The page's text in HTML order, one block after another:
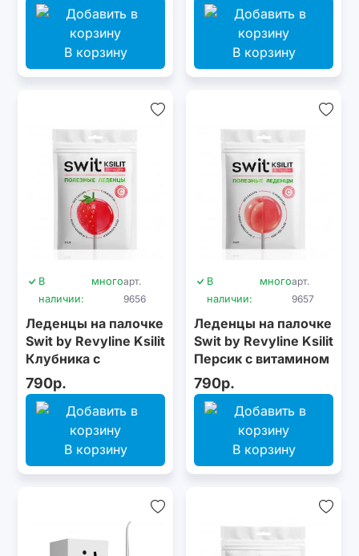
В корзину В корзину
В
наличии:
многоарт.
9656
Леденцы на палочке
Swit by Revyline Ksilit
Клубника с
витамином С, 8 шт.
790р.
В корзину
В
наличии:
многоарт.
9657
Леденцы на палочке
Swit by Revyline Ksilit
Персик с витамином
С, 8 шт.
790р.
В корзину